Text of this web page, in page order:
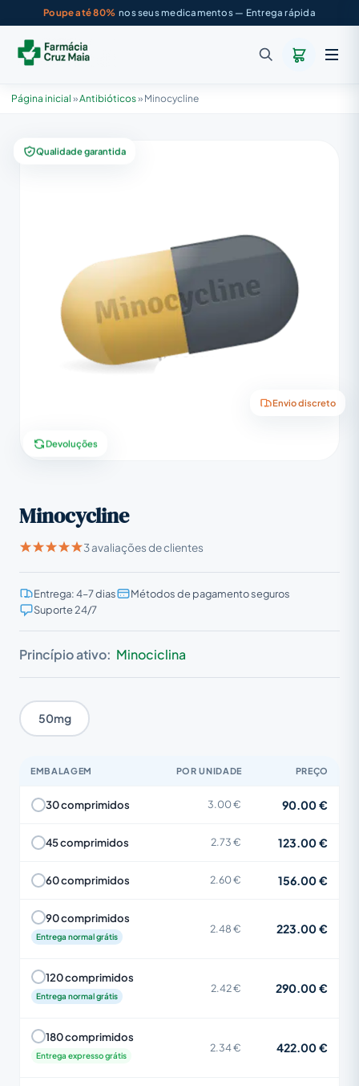
Poupe até 80% nos seus medicamentos — Entrega rápida
Página inicial »Antibióticos» Minocycline
Qualidade garantida
Envio discreto
Devoluções
Minocycline
3 avaliações de clientes
Entrega: 4–7 dias
Métodos de pagamento seguros
Suporte 24/7
Princípio ativo: Minociclina
50mg
EMBALAGEM POR UNIDADE PREÇO
30 comprimidos 3.00 € 90.00 €
45 comprimidos 2.73 € 123.00 €
60 comprimidos 2.60 € 156.00 €
90 comprimidos
Entrega normal grátis
2.48 € 223.00 €
120 comprimidos
Entrega normal grátis
2.42 € 290.00 €
180 comprimidos
Entrega expresso grátis
2.34 € 422.00 €